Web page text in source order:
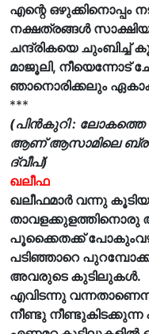
എന്റെ ഒഴുക്കിനൊപ്പം
നക്ഷത്രങ്ങൾ
ചന്ദ്രികയെ
മാജൂലി, നീയെന്നോട്
ഞാനൊരിക്കലും
***
(പിൻകുറി : ലോകത്തെ
ആണ് ആസാമിലെ
ദ്വീപ്)
ഖലീഫ
ഖലീഫമാർ വന്നു
താവളക്കുളത്തിനൊരു
പൂക്കൈതക്ക്
പടിഞ്ഞാറെ
അവരുടെ കുടിലുകൾ.
എവിടന്നു
നീണ്ടു